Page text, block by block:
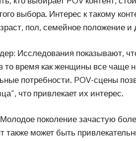
выбора. Интерес к такому
пол, семейное положение и
Исследования показывают,
то время как женщины все чаще
потребности. POV-сцены
что привлекает их интерес.
поколение зачастую
также может быть